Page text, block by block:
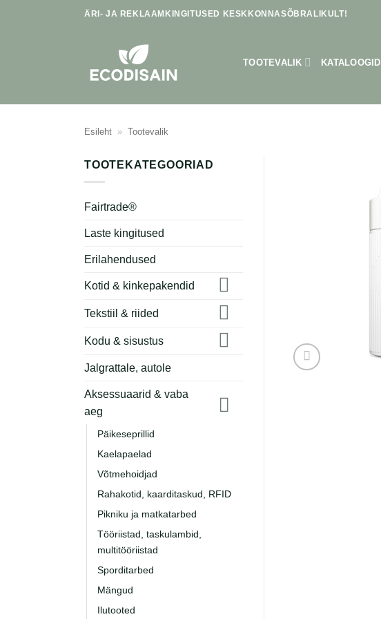
ÄRI- JA REKLAAMKINGITUSED KESKKONNASÕBRALIKULT!
TOOTEVALIK KATALOOGID
Esileht » Tootevalik
TOOTEKATEGOORIAD
Fairtrade®
Laste kingitused
Erilahendused
Kotid & kinkepakendid
Tekstiil & riided
Kodu & sisustus
Jalgrattale, autole
Aksessuaarid & vaba
aeg
Päikeseprillid
Kaelapaelad
Võtmehoidjad
Rahakotid, kaarditaskud, RFID
Pikniku ja matkatarbed
Tööriistad, taskulambid,
multitööriistad
Sporditarbed
Mängud
Ilutooted